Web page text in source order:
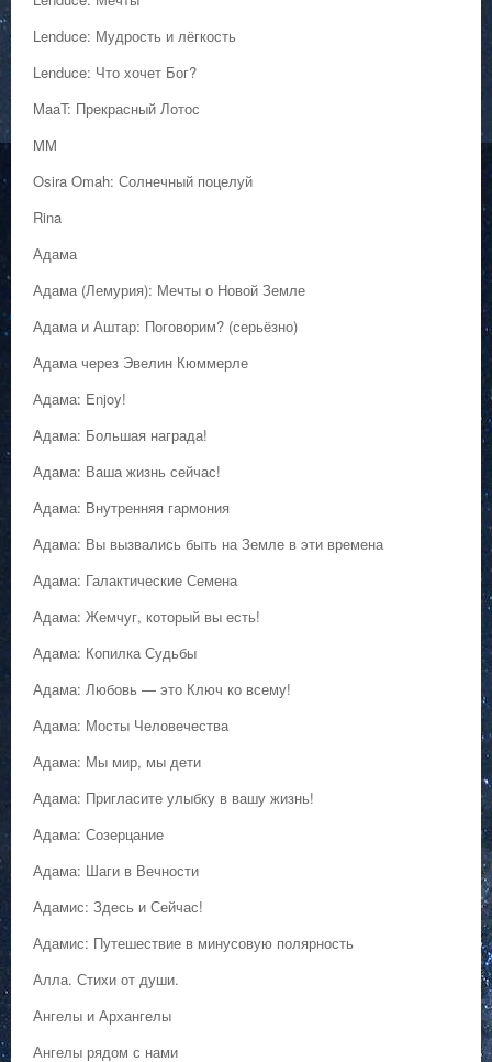
Lenduce: Мудрость и лёгкость
Lenduce: Что хочет Бог?
MaaT: Прекрасный Лотос
MM
Osira Omah: Солнечный поцелуй
Rina
Адама
Адама (Лемурия): Мечты о Новой Земле
Адама и Аштар: Поговорим? (серьёзно)
Адама через Эвелин Кюммерле
Адама: Enjoy!
Адама: Большая награда!
Адама: Ваша жизнь сейчас!
Адама: Внутренняя гармония
Адама: Вы вызвались быть на Земле в эти времена
Адама: Галактические Семена
Адама: Жемчуг, который вы есть!
Адама: Копилка Судьбы
Адама: Любовь — это Ключ ко всему!
Адама: Мосты Человечества
Адама: Мы мир, мы дети
Адама: Пригласите улыбку в вашу жизнь!
Адама: Созерцание
Адама: Шаги в Вечности
Адамис: Здесь и Сейчас!
Адамис: Путешествие в минусовую полярность
Алла. Стихи от души.
Ангелы и Архангелы
Ангелы рядом с нами